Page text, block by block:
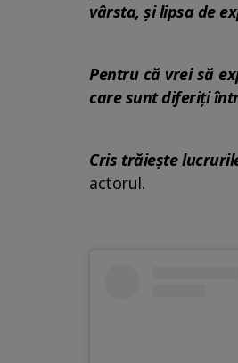
vârsta, și lipsa de
Pentru că vrei să
care sunt diferiți
Cris trăiește
actorul.